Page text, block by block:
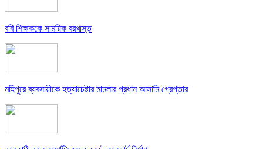
ববি শিক্ষককে সাময়িক বরখাস্ত
মহিপুরে ব্যবসায়ীকে হত্যাচেষ্টার মামলার প্রধান আসামি গ্রেপ্তার